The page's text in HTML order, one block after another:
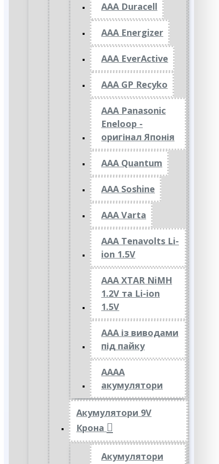
AAA Duracell
AAA Energizer
AAA EverActive
AAA GP Recyko
AAA Panasonic
Eneloop -
оригінал Японія
AAA Quantum
AAA Soshine
AAA Varta
AAA Tenavolts Li-
ion 1.5V
AAA XTAR NiMH
1.2V та Li-ion
1.5V
ААА із виводами
під пайку
АААА
акумулятори
Акумулятори 9V
Крона
Акумулятори